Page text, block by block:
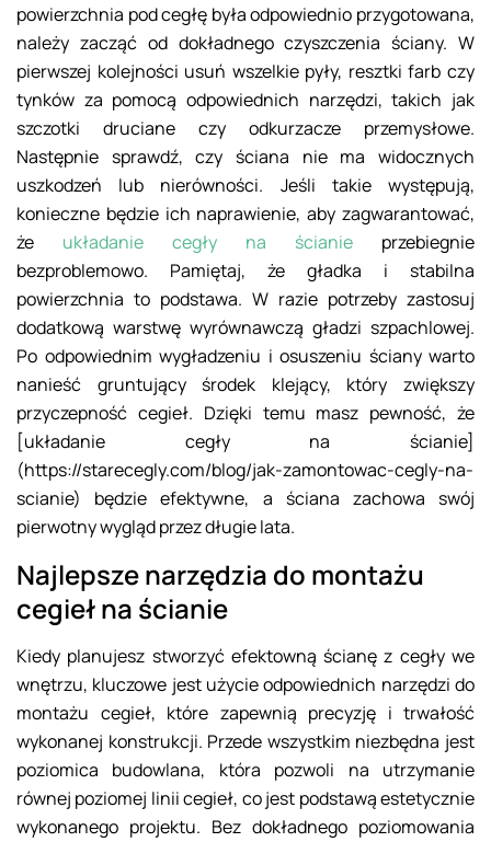
powierzchnia pod cegłę była odpowiednio przygotowana,
należy zacząć od dokładnego czyszczenia ściany. W
pierwszej kolejności usuń wszelkie pyły, resztki farb czy
tynków za pomocą odpowiednich narzędzi, takich jak
szczotki druciane czy odkurzacze przemysłowe.
Następnie sprawdź, czy ściana nie ma widocznych
uszkodzeń lub nierówności. Jeśli takie występują,
konieczne będzie ich naprawienie, aby zagwarantować,
że układanie cegły na ścianie przebiegnie
bezproblemowo. Pamiętaj, że gładka i stabilna
powierzchnia to podstawa. W razie potrzeby zastosuj
dodatkową warstwę wyrównawczą gładzi szpachlowej.
Po odpowiednim wygładzeniu i osuszeniu ściany warto
nanieść gruntujący środek klejący, który zwiększy
przyczepność cegieł. Dzięki temu masz pewność, że
[układanie cegły na ścianie]
(https://starecegly.com/blog/jak-zamontowac-cegly-na-
scianie) będzie efektywne, a ściana zachowa swój
pierwotny wygląd przez długie lata.
Najlepsze narzędzia do montażu
cegieł na ścianie
Kiedy planujesz stworzyć efektowną ścianę z cegły we
wnętrzu, kluczowe jest użycie odpowiednich narzędzi do
montażu cegieł, które zapewnią precyzję i trwałość
wykonanej konstrukcji. Przede wszystkim niezbędna jest
poziomica budowlana, która pozwoli na utrzymanie
równej poziomej linii cegieł, co jest podstawą estetycznie
wykonanego projektu. Bez dokładnego poziomowania